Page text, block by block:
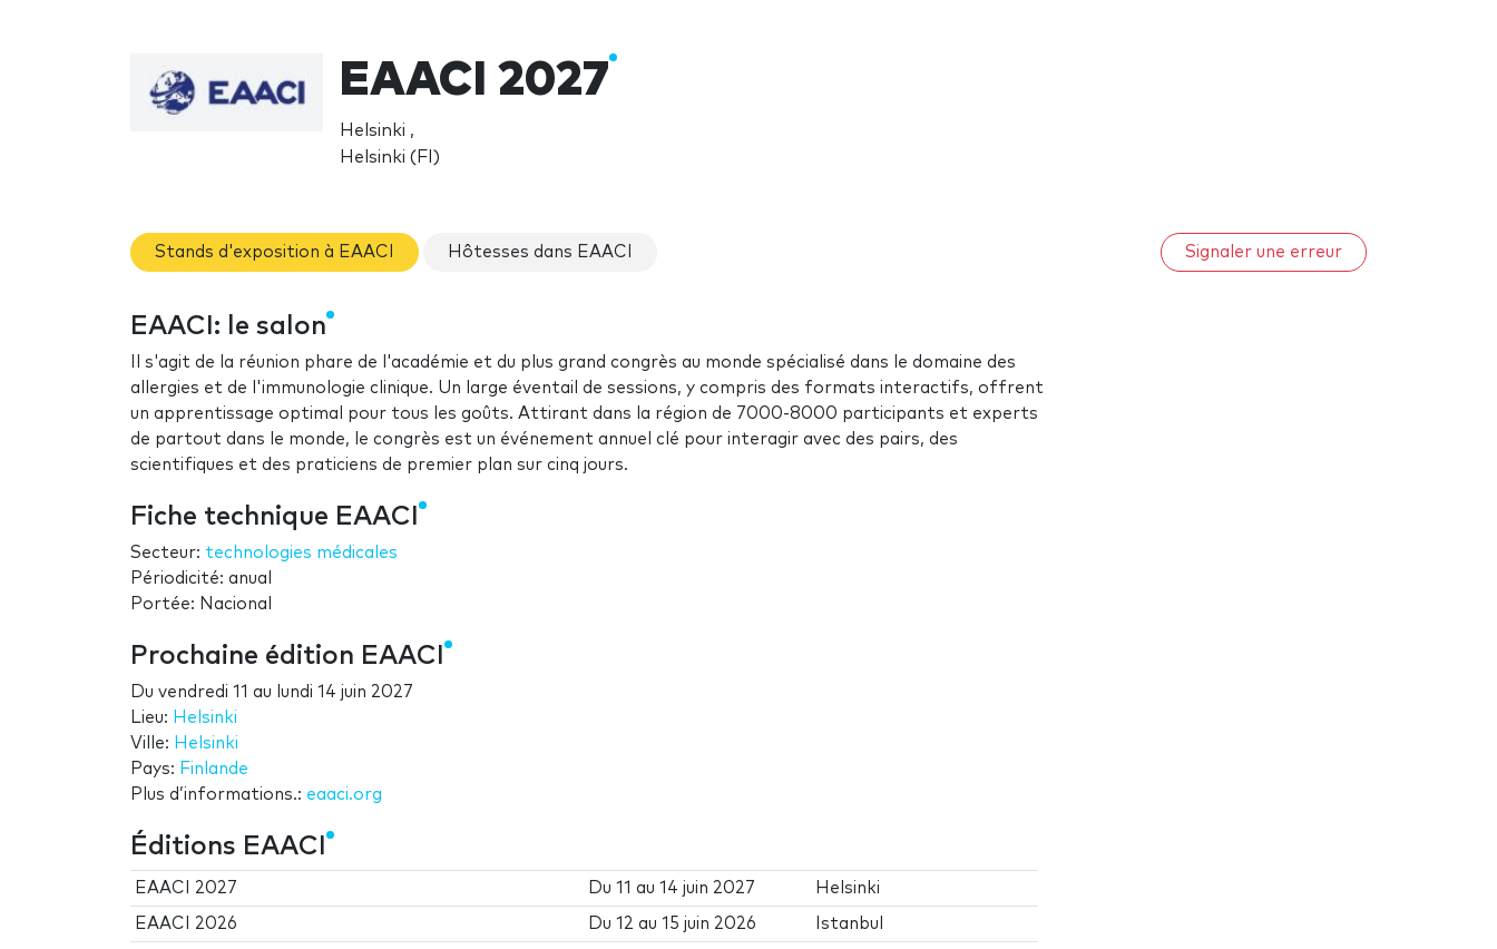
EAACI 2027
Helsinki ,
Helsinki (FI)
Stands d'exposition à EAACI Hôtesses dans EAACI Signaler une erreur
EAACI: le salon
Il s'agit de la réunion phare de l'académie et du plus grand congrès au monde spécialisé dans le domaine des
allergies et de l'immunologie clinique. Un large éventail de sessions, y compris des formats interactifs, offrent
un apprentissage optimal pour tous les goûts. Attirant dans la région de 7000-8000 participants et experts
de partout dans le monde, le congrès est un événement annuel clé pour interagir avec des pairs, des
scientifiques et des praticiens de premier plan sur cinq jours.
Fiche technique EAACI
Secteur: technologies médicales
Périodicité: anual
Portée: Nacional
Prochaine édition EAACI
Du vendredi 11 au lundi 14 juin 2027
Lieu: Helsinki
Ville: Helsinki
Pays: Finlande
Plus d’informations.: eaaci.org
Éditions EAACI
EAACI 2027 Du11 au14 juin 2027 Helsinki
EAACI 2026 Du12 au15 juin 2026 Istanbul